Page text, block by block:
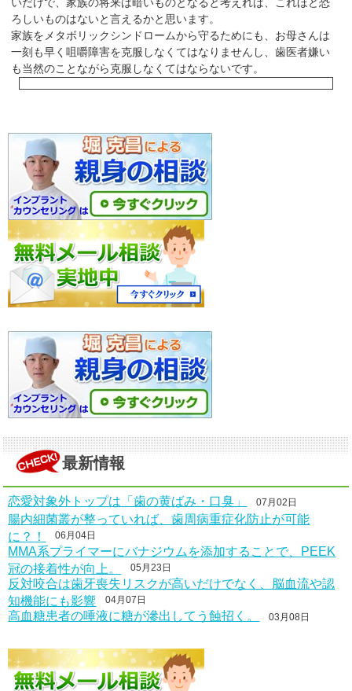
ろしいものはないと言えるかと思います。
家族をメタボリックシンドロームから守るためにも、お母さんは
一刻も早く咀嚼障害を克服しなくてはなりませんし、歯医者嫌い
も当然のことながら克服しなくてはならないです。
最新情報
恋愛対象外トップは「歯の黄ばみ・口臭」 07月02日
腸内細菌叢が整っていれば、歯周病重症化防止が可能
に？！ 06月04日
MMA系プライマーにバナジウムを添加することで、PEEK
冠の接着性が向上。 05月23日
反対咬合は歯牙喪失リスクが高いだけでなく、脳血流や認
知機能にも影響 04月07日
高血糖患者の唾液に糖が滲出してう蝕招く。 03月08日